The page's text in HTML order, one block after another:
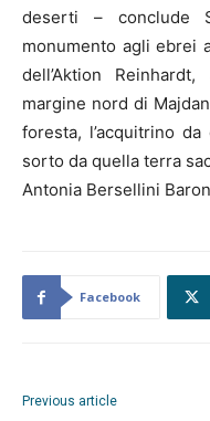
deserti – conclude
monumento agli ebrei
dell’Aktion
margine nord di
foresta, l’acquitrino
sorto da quella terra
Antonia Bersellini
Facebook
Previous article